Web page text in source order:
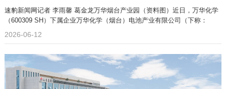
速豹新闻网记者 李雨馨 葛金龙万华烟台产业园（资料图）近日，万华化学
（600309 SH）下属企业万华化学（烟台）电池产业有限公司（下称：
2026-06-12